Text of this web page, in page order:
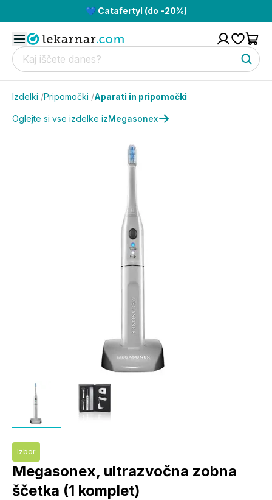
💙 Catafertyl (do -20%)
Izdelki /Pripomočki /Aparati in pripomočki
Oglejte si vse izdelke izMegasonex
Izbor
Megasonex, ultrazvočna zobna
ščetka (1 komplet)